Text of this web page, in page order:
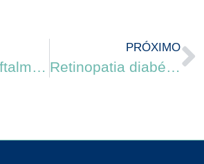
A consulta oftalmológica
PRÓXIMO
Retinopatia diabética: evolução silenciosa por anos e risco de cegueira